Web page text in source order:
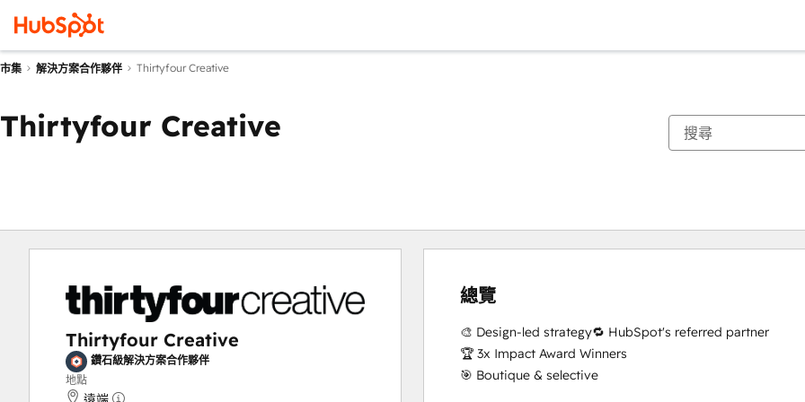
市集 解決方案合作夥伴 Thirtyfour Creative
Thirtyfour Creative
Thirtyfour Creative
鑽石級解決方案合作夥伴
地點
總覽
🎨 Design-led strategy🔁 HubSpot's referred partner
🏆 3x Impact Award Winners
🎯 Boutique & selective